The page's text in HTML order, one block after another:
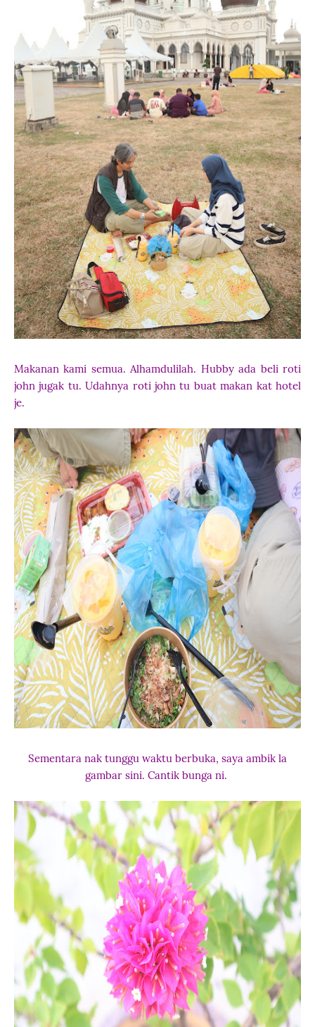
Makanan kami semua. Alhamdulilah. Hubby ada beli roti
john jugak tu. Udahnya roti john tu buat makan kat hotel
je.
Sementara nak tunggu waktu berbuka, saya ambik la
gambar sini. Cantik bunga ni.